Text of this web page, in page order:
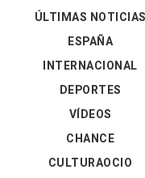
ÚLTIMAS NOTICIAS
ESPAÑA
INTERNACIONAL
DEPORTES
VÍDEOS
CHANCE
CULTURAOCIO